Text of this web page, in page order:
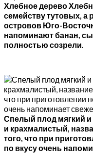
Хлебное дерево
семейству тутовых, а
островов Юго-
напоминают банан,
полностью созрели.
Спелый плод мягкий
и крахмалистый,
того, что при
по вкусу очень